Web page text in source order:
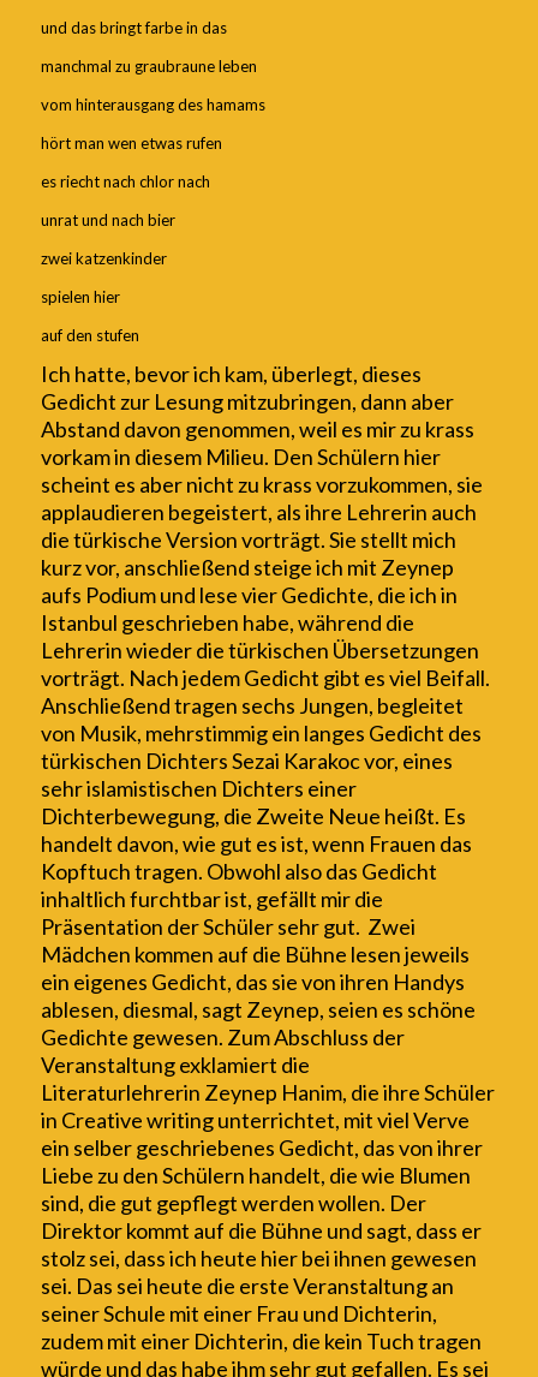
und das bringt farbe in das
manchmal zu graubraune leben
vom hinterausgang des hamams
hört man wen etwas rufen
es riecht nach chlor nach
unrat und nach bier
zwei katzenkinder
spielen hier
auf den stufen
Ich hatte, bevor ich kam, überlegt, dieses
Gedicht zur Lesung mitzubringen, dann aber
Abstand davon genommen, weil es mir zu krass
vorkam in diesem Milieu. Den Schülern hier
scheint es abernicht zu krass vorzukommen, sie
applaudieren begeistert, als ihre Lehrerin auch
die türkische Version vorträgt. Sie stellt mich
kurz vor, anschließend steigeich mit Zeynep
aufs Podium und lesevier Gedichte, die ich in
Istanbul geschrieben habe, während die
Lehrerin wieder die türkischen Übersetzungen
vorträgt. Nach jedem Gedicht gibt es viel Beifall.
Anschließend tragen sechs Jungen, begleitet
von Musik, mehrstimmigein langes Gedicht des
türkischen Dichters Sezai Karakoc vor, eines
sehr islamistischen Dichters einer
Dichterbewegung, die Zweite Neue heißt. Es
handelt davon, wie gut es ist, wenn Frauen das
Kopftuch tragen. Obwohl also das Gedicht
inhaltlich furchtbar ist, gefällt mir die
Präsentation der Schüler sehr gut. Zwei
Mädchen kommen auf die Bühne lesen jeweils
ein eigenes Gedicht, das sievon ihren Handys
ablesen, diesmal, sagt Zeynep, seien es schöne
Gedichte gewesen. Zum Abschluss der
Veranstaltung exklamiert die
Literaturlehrerin Zeynep Hanim, die ihre Schüler
in Creative writing unterrichtet, mit viel Verve
ein selber geschriebenes Gedicht, das von ihrer
Liebe zu den Schülern handelt, die wie Blumen
sind, die gut gepflegt werden wollen. Der
Direktor kommt auf die Bühne und sagt, dass er
stolz sei, dass ich heute hier bei ihnen gewesen
sei. Das sei heute die erste Veranstaltung an
seiner Schule mit einer Frau und Dichterin,
zudem mit einer Dichterin, die kein Tuch tragen
würde und das habe ihm sehr gut gefallen. Es sei